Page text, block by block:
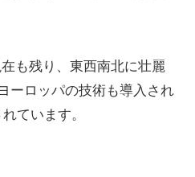
も残り、東西南北に壮麗
ーロッパの技術も導入され
ています。